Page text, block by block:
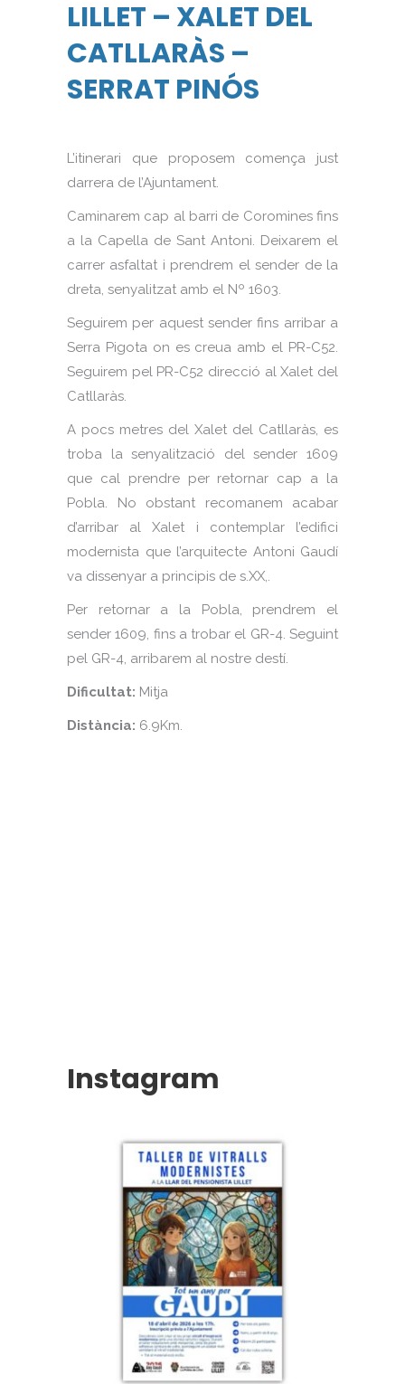
LILLET – XALET DEL
CATLLARÀS –
SERRAT PINÓS
L’itinerari que proposem comença just
darrera de l’Ajuntament.
Caminarem cap al barri de Coromines fins
a la Capella de Sant Antoni. Deixarem el
carrer asfaltat i prendrem el sender de la
dreta, senyalitzat amb el Nº 1603.
Seguirem per aquest sender fins arribar a
Serra Pigota on es creua amb el PR-C52.
Seguirem pel PR-C52 direcció al Xalet del
Catllaràs.
A pocs metres del Xalet del Catllaràs, es
troba la senyalització del sender 1609
que cal prendre per retornar cap a la
Pobla. No obstant recomanem acabar
d’arribar al Xalet i contemplar l’edifici
modernista que l’arquitecte Antoni Gaudí
va dissenyar a principis de s.XX,.
Per retornar a la Pobla, prendrem el
sender 1609, fins a trobar el GR-4. Seguint
pel GR-4, arribarem al nostre destí.
Dificultat: Mitja
Distància: 6.9Km.
Instagram